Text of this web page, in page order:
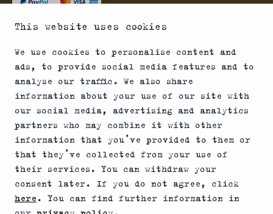
This website uses cookies
We use cookies to personalise content and
ads, to provide social media features and to
analyse our traffic. We also share
information about your use of our site with
our social media, advertising and analytics
partners who may combine it with other
information that you’ve provided to them or
that they’ve collected from your use of
their services. You can withdraw your
consent later. If you do not agree, click
here. You can find further information in
*Abgabe von Waffen, wesentlichen Waffenteilen und
Munition nur an Inhaber einer Erwerbserlaubnis.
Bitte beachte die rechtlichen Hinweise zur
Verwendung von Schalldämpfern und die rechtlichen
Erwerbs- und Nutzungsbedingungen für Vorsatzoptiken
in Deinem Land.